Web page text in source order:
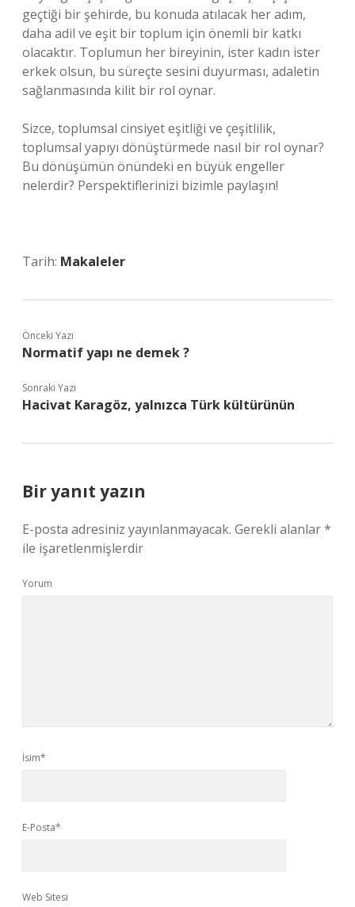
geçtiği bir şehirde, bu konuda atılacak her adım,
daha adil ve eşit bir toplum için önemli bir katkı
olacaktır. Toplumun her bireyinin, ister kadın ister
erkek olsun, bu süreçte sesini duyurması, adaletin
sağlanmasında kilit bir rol oynar.
Sizce, toplumsal cinsiyet eşitliği ve çeşitlilik,
toplumsal yapıyı dönüştürmede nasıl bir rol oynar?
Bu dönüşümün önündeki en büyük engeller
nelerdir? Perspektiflerinizi bizimle paylaşın!
Tarih: Makaleler
Önceki Yazı
Normatif yapı ne demek ?
Sonraki Yazı
Hacivat Karagöz, yalnızca Türk kültürünün
Bir yanıt yazın
E-posta adresiniz yayınlanmayacak. Gerekli alanlar*
ile işaretlenmişlerdir
Yorum
İsim*
E-Posta*
Web Sitesi